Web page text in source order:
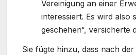
Vereinigung an einer
interessiert. Es wird also
geschehen“, versicherte
Sie fügte hinzu, dass nach